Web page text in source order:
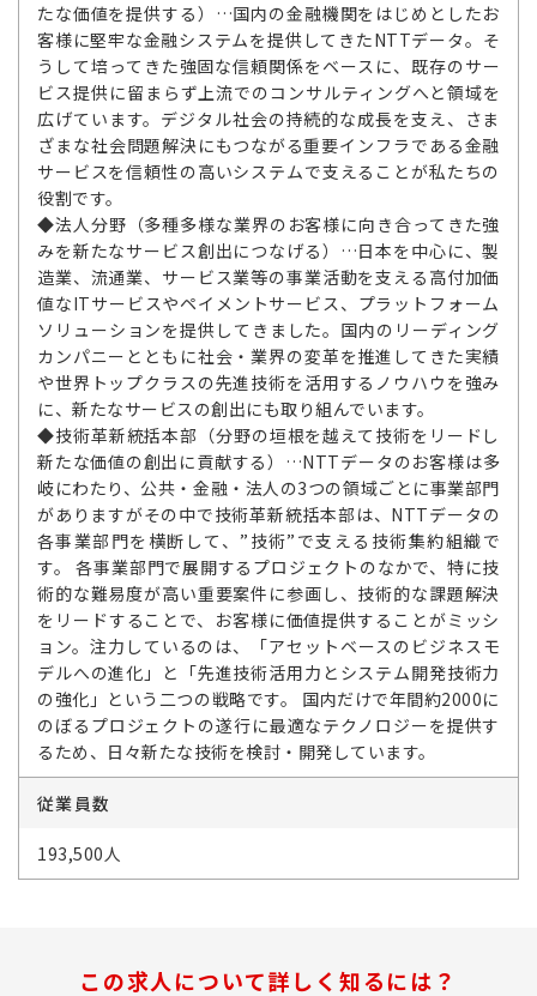
たな価値を提供する）…国内の金融機関をはじめとしたお
客様に堅牢な金融システムを提供してきたNTTデータ。そ
うして培ってきた強固な信頼関係をベースに、既存のサー
ビス提供に留まらず上流でのコンサルティングへと領域を
広げています。デジタル社会の持続的な成長を支え、さま
ざまな社会問題解決にもつながる重要インフラである金融
サービスを信頼性の高いシステムで支えることが私たちの
役割です。
◆法人分野（多種多様な業界のお客様に向き合ってきた強
みを新たなサービス創出につなげる）…日本を中心に、製
造業、流通業、サービス業等の事業活動を支える高付加価
値なITサービスやペイメントサービス、プラットフォーム
ソリューションを提供してきました。国内のリーディング
カンパニーとともに社会・業界の変革を推進してきた実績
や世界トップクラスの先進技術を活用するノウハウを強み
に、新たなサービスの創出にも取り組んでいます。
◆技術革新統括本部（分野の垣根を越えて技術をリードし
新たな価値の創出に貢献する）…NTTデータのお客様は多
岐にわたり、公共・金融・法人の3つの領域ごとに事業部門
がありますがその中で技術革新統括本部は、NTTデータの
各事業部門を横断して、”技術”で支える技術集約組織で
す。 各事業部門で展開するプロジェクトのなかで、特に技
術的な難易度が高い重要案件に参画し、技術的な課題解決
をリードすることで、お客様に価値提供することがミッシ
ョン。注力しているのは、「アセットベースのビジネスモ
デルへの進化」と「先進技術活用力とシステム開発技術力
の強化」という二つの戦略です。 国内だけで年間約2000に
のぼるプロジェクトの遂行に最適なテクノロジーを提供す
るため、日々新たな技術を検討・開発しています。
従業員数
193,500人
この求人について詳しく知るには？